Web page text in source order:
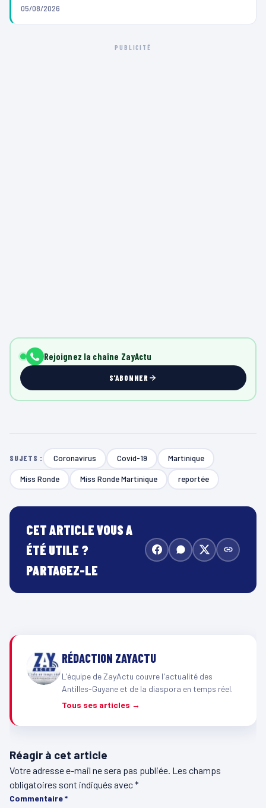
05/08/2026
PUBLICITÉ
Rejoignez la chaîne ZayActu
S'ABONNER
SUJETS : Coronavirus Covid-19 Martinique
Miss Ronde Miss Ronde Martinique reportée
CET ARTICLE VOUS A
ÉTÉ UTILE ?
PARTAGEZ-LE
RÉDACTION ZAYACTU
L'équipe de ZayActu couvre l'actualité des
Antilles-Guyane et de la diaspora en temps réel.
Tous ses articles →
Réagir à cet article
Votre adresse e-mail ne sera pas publiée. Les champs
obligatoires sont indiqués avec*
Commentaire*